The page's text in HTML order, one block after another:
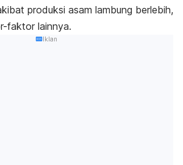
produksi asam lambung berlebih,
faktor lainnya.
Iklan